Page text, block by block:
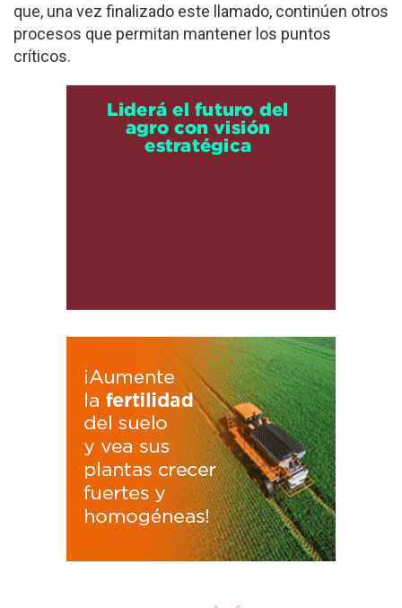
que, una vez finalizado este llamado, continúen otros
procesos que permitan mantener los puntos
críticos.